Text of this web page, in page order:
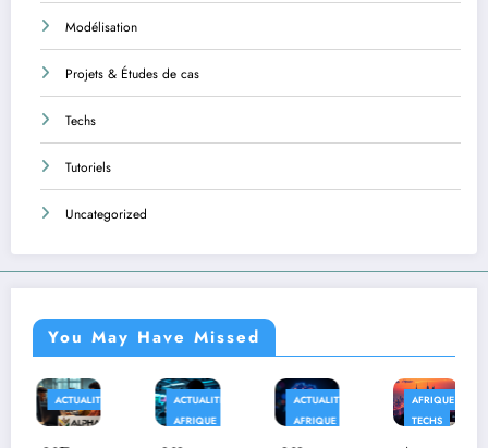
Modélisation
Projets & Études de cas
Techs
Tutoriels
Uncategorized
You May Have Missed
ACTUALITÉS
AFRIQUE
ACTUALITÉS
AFRIQUE
AFRIQUE
TECHS